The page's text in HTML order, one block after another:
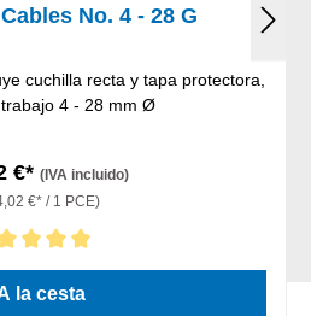
No. 4 - 28 G
cuchilla recta y tapa protectora,
4 - 28 mm Ø
€* (IVA incluido)
€* / 1 PCE)
5 de 5 estrellas
la cesta